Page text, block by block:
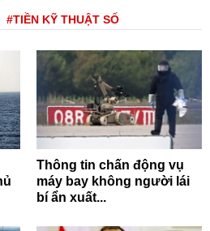
#TIỀN KỸ THUẬT SỐ
Thông tin chấn động vụ
máy bay không người lái
bí ẩn xuất...